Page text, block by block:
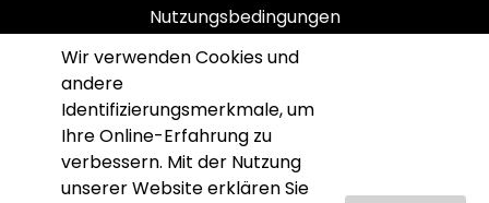
Wir verwenden Cookies und
andere
Identifizierungsmerkmale, um
Ihre Online-Erfahrung zu
verbessern. Mit der Nutzung
unserer Website erklären Sie
Nutzungsbedingungen
Impressum
Datenschutz
SALZGEBER SHOP